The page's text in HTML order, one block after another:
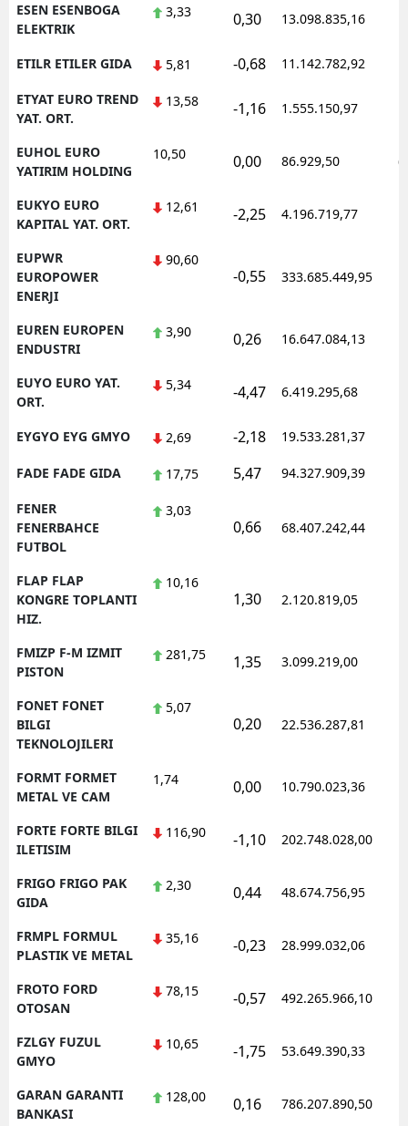
ESEN ESENBOGA
ELEKTRIK
3,33 0,30 13.098.835,16
ETILR ETILER GIDA 5,81 -0,68 11.142.782,92
ETYAT EURO TREND
YAT. ORT.
13,58 -1,16 1.555.150,97
EUHOL EURO
YATIRIM HOLDING
10,50 0,00 86.929,50
EUKYO EURO
KAPITAL YAT. ORT.
12,61 -2,25 4.196.719,77
EUPWR
EUROPOWER
ENERJI
90,60
-0,55 333.685.449,95
EUREN EUROPEN
ENDUSTRI
3,90 0,26 16.647.084,13
EUYO EURO YAT.
ORT.
5,34 -4,47 6.419.295,68
EYGYO EYG GMYO 2,69 -2,18 19.533.281,37
FADE FADE GIDA 17,75 5,47 94.327.909,39
FENER
FENERBAHCE
FUTBOL
3,03
0,66 68.407.242,44
FLAP FLAP
KONGRE TOPLANTI
HIZ.
10,16
1,30 2.120.819,05
FMIZP F-M IZMIT
PISTON
281,75 1,35 3.099.219,00
FONET FONET
BILGI
TEKNOLOJILERI
5,07
0,20 22.536.287,81
FORMT FORMET
METAL VE CAM
1,74 0,00 10.790.023,36
FORTE FORTE BILGI
ILETISIM
116,90 -1,10 202.748.028,00
FRIGO FRIGO PAK
GIDA
2,30 0,44 48.674.756,95
FRMPL FORMUL
PLASTIK VE METAL
35,16 -0,23 28.999.032,06
FROTO FORD
OTOSAN
78,15 -0,57 492.265.966,10
FZLGY FUZUL
GMYO
10,65 -1,75 53.649.390,33
GARAN GARANTI
BANKASI
128,00 0,16 786.207.890,50